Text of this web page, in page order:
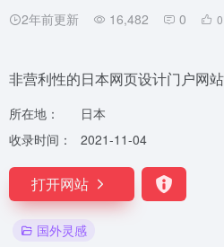
2年前更新 16,482 0 0
非营利性的日本网页设计门户网站
所在地：
日本
收录时间：
2021-11-04
打开网站
国外灵感